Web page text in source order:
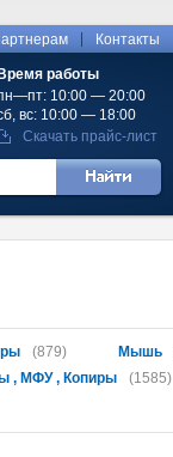
Контакты
Время работы
10:00 — 20:00
вс: 10:00 — 18:00
Скачать прайс-лист
(879) Мышь
, МФУ , Копиры (1585)